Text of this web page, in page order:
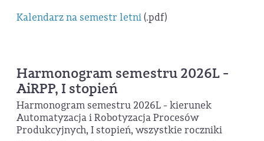
Kalendarz na semestr letni(.pdf)
Harmonogram semestru 2026L -
AiRPP, I stopień
Harmonogram semestru 2026L - kierunek
Automatyzacja i Robotyzacja Procesów
Produkcyjnych, I stopień, wszystkie roczniki